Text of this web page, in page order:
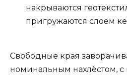
накрываются
пригружаются слоем
Свободные края
номинальным нахлёстом,